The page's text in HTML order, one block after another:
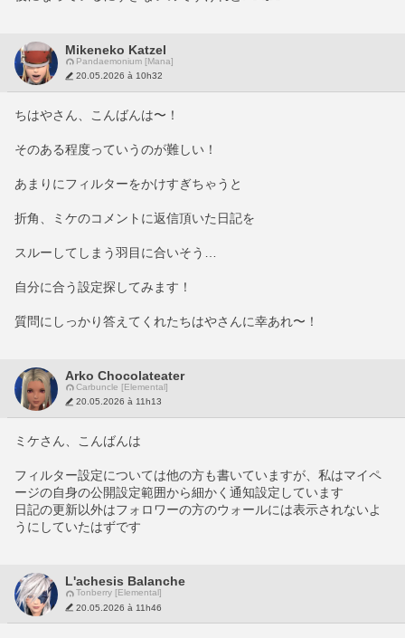
Mikeneko Katzel
Pandaemonium [Mana]
20.05.2026 à 10h32
ちはやさん、こんばんは〜！
そのある程度っていうのが難しい！
あまりにフィルターをかけすぎちゃうと
折角、ミケのコメントに返信頂いた日記を
スルーしてしまう羽目に合いそう…
自分に合う設定探してみます！
質問にしっかり答えてくれたちはやさんに幸あれ〜！
Arko Chocolateater
Carbuncle [Elemental]
20.05.2026 à 11h13
ミケさん、こんばんは
フィルター設定については他の方も書いていますが、私はマイペ
ージの自身の公開設定範囲から細かく通知設定しています
日記の更新以外はフォロワーの方のウォールには表示されないよ
うにしていたはずです
L'achesis Balanche
Tonberry [Elemental]
20.05.2026 à 11h46